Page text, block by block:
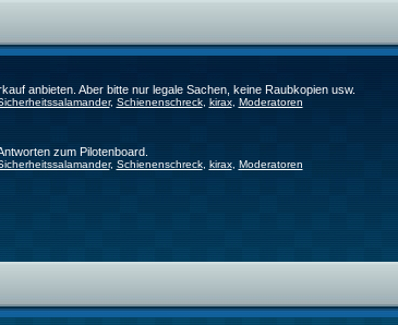
anbieten. Aber bitte nur legale Sachen, keine Raubkopien usw.
, Schienenschreck, kirax, Moderatoren
zum Pilotenboard.
, Schienenschreck, kirax, Moderatoren